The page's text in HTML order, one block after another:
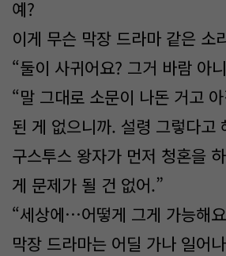
예?
이게 무슨 막장 드라마 같은 소
“둘이 사귀어요? 그거 바람 아
“말 그대로 소문이 나돈 거고
된 게 없으니까. 설령 그렇다고
구스투스 왕자가 먼저 청혼을
게 문제가 될 건 없어.”
“세상에…어떻게 그게 가능해
막장 드라마는 어딜 가나 일어